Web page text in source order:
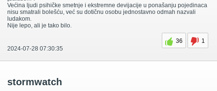
Većina ljudi psihičke smetnje i ekstremne devijacije u ponašanju pojedinaca
nisu smatrali bolešću, već su dotičnu osobu jednostavno odmah nazvali
ludakom.
Nije lepo, ali je tako bilo.
36
1
2024-07-28 07:30:35
stormwatch